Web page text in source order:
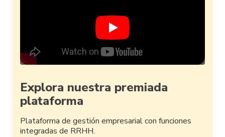
Explora nuestra premiada
plataforma
Plataforma de gestión empresarial con funciones
integradas de RRHH.